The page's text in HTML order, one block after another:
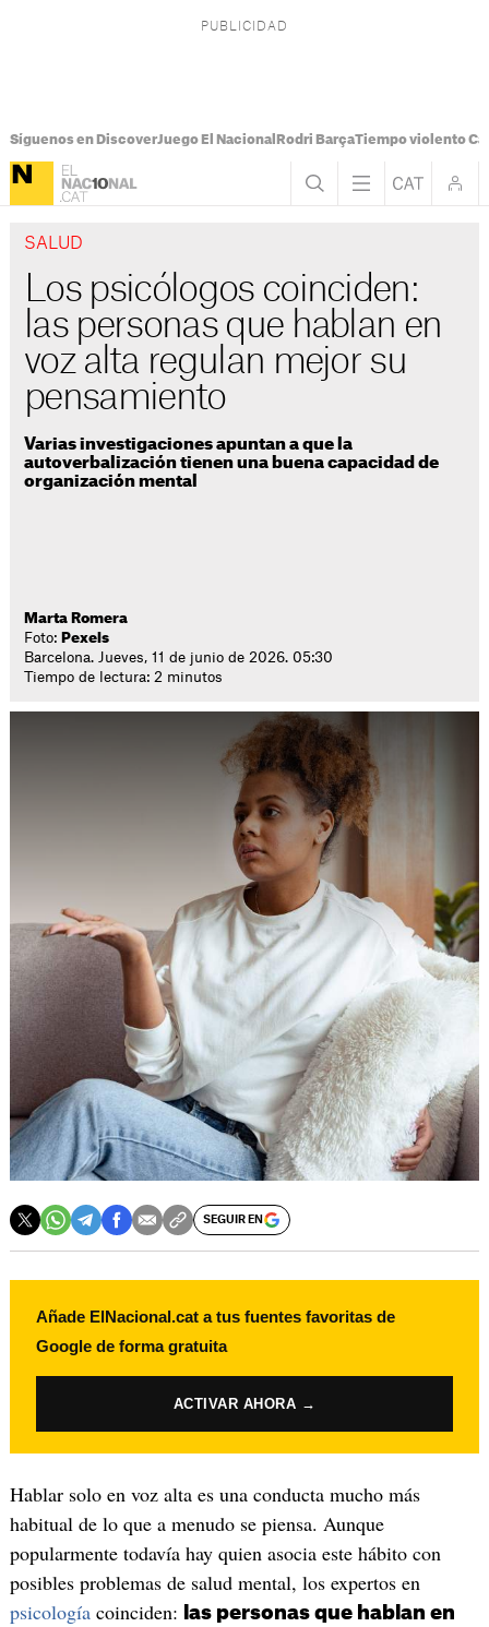
Síguenos en DiscoverJuego El Nacional Rodri BarçaTiempo violento
SALUD
Los psicólogos coinciden:
las personas que hablan en
voz alta regulan mejor su
pensamiento
Varias investigaciones apuntan a que la
autoverbalización tienen una buena capacidad de
organización mental
Marta Romera
Foto: Pexels
Barcelona. Jueves, 11 de junio de 2026. 05:30
Tiempo de lectura: 2 minutos
SEGUIR EN
Añade ElNacional.cat a tus fuentes favoritas de
Google de forma gratuita
ACTIVAR AHORA →
Hablar solo en voz alta es una conducta mucho más
habitual de lo que a menudo se piensa. Aunque
popularmente todavía hay quien asocia este hábito con
posibles problemas de salud mental, los expertos en
psicologíacoinciden:
las personas que hablan en